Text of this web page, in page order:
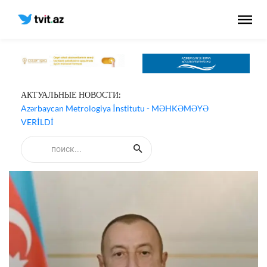
АКТУАЛЬНЫЕ НОВОСТИ:
Azərbaycan Metrologiya İnstitutu - MƏHKƏMƏYƏ
VERİLDİ